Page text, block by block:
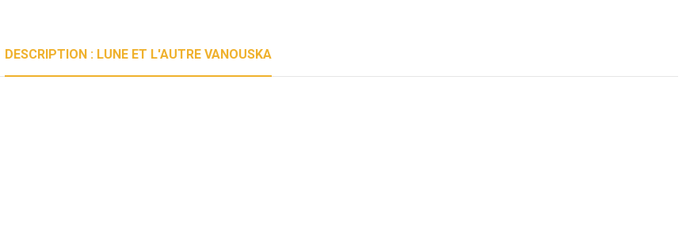
DESCRIPTION : LUNE ET L'AUTRE VANOUSKA